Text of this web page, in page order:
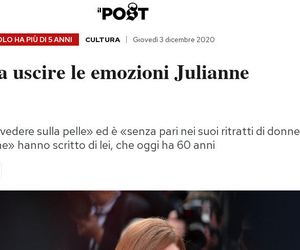
HA PIÙ DI 5 ANNI CULTURA Giovedì 3 dicembre 2020
uscire le emozioni Julianne
sulla pelle» ed è «senza pari nei suoi ritratti di donne
hanno scritto di lei, che oggi ha 60 anni